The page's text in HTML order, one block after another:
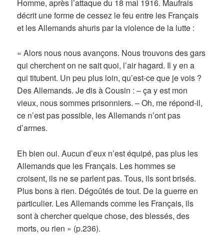
Homme, après l’attaque du 18 mai 1916. Maufrais
décrit une forme de cessez le feu entre les Français
et les Allemands ahuris par la violence de la lutte :
« Alors nous nous avançons. Nous trouvons des gars
qui cherchent on ne sait quoi, l’air hagard. Il y en a
qui titubent. Un peu plus loin, qu’est-ce que je vois ?
Des Allemands. Je dis à Cousin : – ça y est mon
vieux, nous sommes prisonniers. – Oh, me répond-il,
ce n’est pas possible, les Allemands n’ont pas
d’armes.
Eh bien oui. Aucun d’eux n’est équipé, pas plus les
Allemands que les Français. Les hommes se
croisent, ils ne se parlent pas. Tous, ils sont brisés.
Plus bons à rien. Dégoûtés de tout. De la guerre en
particulier. Les Allemands comme les Français, ils
sont à chercher quelque chose, des blessés, des
morts, ou rien » (p.236).